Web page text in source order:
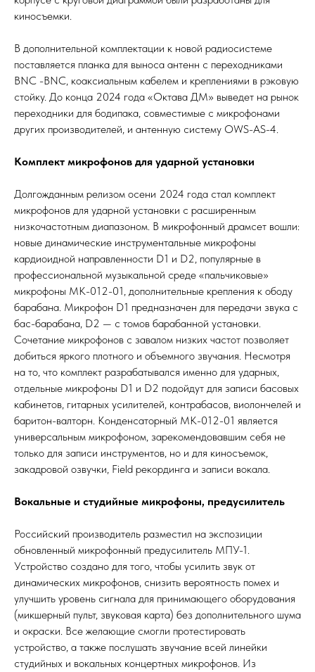
киносъемки.
В дополнительной комплектации к новой радиосистеме
поставляется планка для выноса антенн с переходниками
BNC -BNC, коаксиальным кабелем и креплениями в рэковую
стойку. До конца 2024 года «Октава ДМ» выведет на рынок
переходники для бодипака, совместимые с микрофонами
других производителей, и антенную систему OWS-AS-4.
Комплект микрофонов для ударной установки
Долгожданным релизом осени 2024 года стал комплект
микрофонов для ударной установки с расширенным
низкочастотным диапазоном. В микрофонный драмсет вошли:
новые динамические инструментальные микрофоны
кардиоидной направленности D1 и D2, популярные в
профессиональной музыкальной среде «пальчиковые»
микрофоны МК-012-01, дополнительные крепления к ободу
барабана. Микрофон D1 предназначен для передачи звука с
бас-барабана, D2 — с томов барабанной установки.
Сочетание микрофонов с завалом низких частот позволяет
добиться яркого плотного и объемного звучания. Несмотря
на то, что комплект разрабатывался именно для ударных,
отдельные микрофоны D1 и D2 подойдут для записи басовых
кабинетов, гитарных усилителей, контрабасов, виолончелей и
баритон-валторн. Конденсаторный МК-012-01 является
универсальным микрофоном, зарекомендовавшим себя не
только для записи инструментов, но и для киносъемок,
закадровой озвучки, Field рекординга и записи вокала.
Вокальные и студийные микрофоны, предусилитель
Российский производитель разместил на экспозиции
обновленный микрофонный предусилитель МПУ-1.
Устройство создано для того, чтобы усилить звук от
динамических микрофонов, снизить вероятность помех и
улучшить уровень сигнала для принимающего оборудования
(микшерный пульт, звуковая карта) без дополнительного шума
и окраски. Все желающие смогли протестировать
устройство, а также послушать звучание всей линейки
студийных и вокальных концертных микрофонов. Из